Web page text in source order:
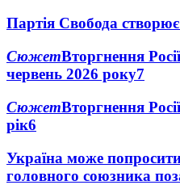
Партія Свобода
СюжетВторгнення
червень 2026 року7
СюжетВторгнення
рік6
Україна може
головного союзника